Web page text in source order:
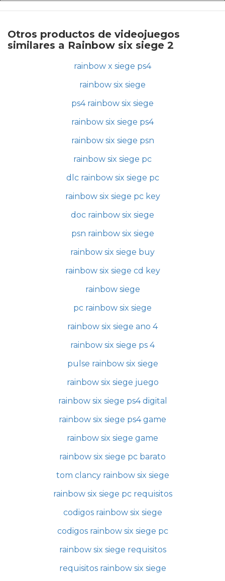
Otros productos de videojuegos
similares a Rainbow six siege 2
rainbow x siege ps4
rainbow six siege
ps4 rainbow six siege
rainbow six siege ps4
rainbow six siege psn
rainbow six siege pc
dlc rainbow six siege pc
rainbow six siege pc key
doc rainbow six siege
psn rainbow six siege
rainbow six siege buy
rainbow six siege cd key
rainbow siege
pc rainbow six siege
rainbow six siege ano 4
rainbow six siege ps 4
pulse rainbow six siege
rainbow six siege juego
rainbow six siege ps4 digital
rainbow six siege ps4 game
rainbow six siege game
rainbow six siege pc barato
tom clancy rainbow six siege
rainbow six siege pc requisitos
codigos rainbow six siege
codigos rainbow six siege pc
rainbow six siege requisitos
requisitos rainbow six siege